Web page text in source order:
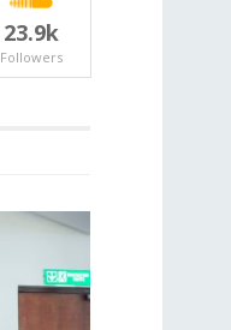
23.9k
Followers